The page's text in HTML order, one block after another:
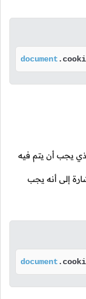
document .
يجب أن يتم فيه
إلى أنه يجب
document .